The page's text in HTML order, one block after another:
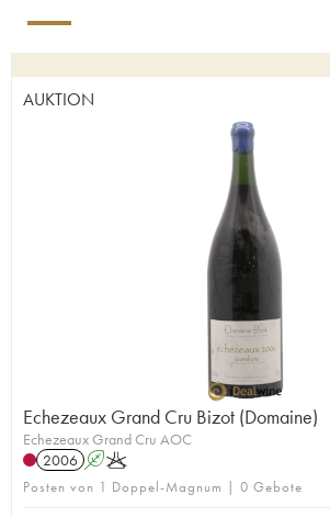
AUKTION
Echezeaux Grand Cru Bizot (Domaine)
Echezeaux Grand Cru AOC
2006 AK
Posten von 1 Doppel-Magnum | 0 Gebote